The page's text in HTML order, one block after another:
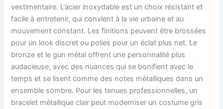
vestimentaire. L’acier inoxydable est un choix résistant et
facile à entretenir, qui convient à la vie urbaine et au
mouvement constant. Les finitions peuvent être brossées
pour un look discret ou polies pour un éclat plus net. Le
bronze et le gun métal offrent une personnalité plus
audacieuse, avec des nuances qui se bonifient avec le
temps et se lisent comme des notes métalliques dans un
ensemble sombre. Pour les tenues professionnelles, un
bracelet métallique clair peut moderniser un costume gris